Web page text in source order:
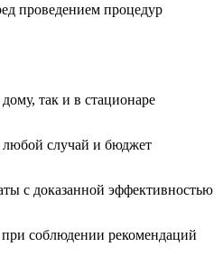
проведением процедур
так и в стационаре
любой случай и бюджет
с доказанной эффективностью
соблюдении рекомендаций